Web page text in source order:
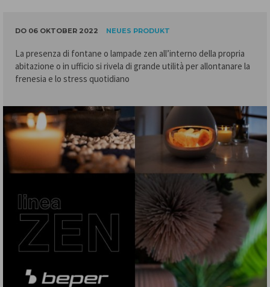
DO 06 OKTOBER 2022 NEUES PRODUKT
La presenza di fontane o lampade zen all’interno della propria
abitazione o in ufficio si rivela di grande utilità per allontanare la
frenesia e lo stress quotidiano